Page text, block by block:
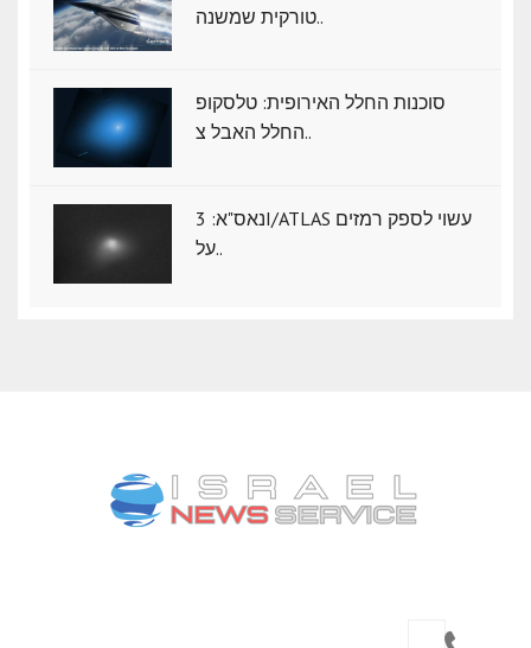
טורקית שמשנה..
סוכנות החלל האירופית: טלסקופ
החלל האבל צ..
נאס"א: ‏3I/ATLAS עשוי לספק רמזים
על..